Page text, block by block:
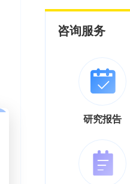
咨询服务
研究报告